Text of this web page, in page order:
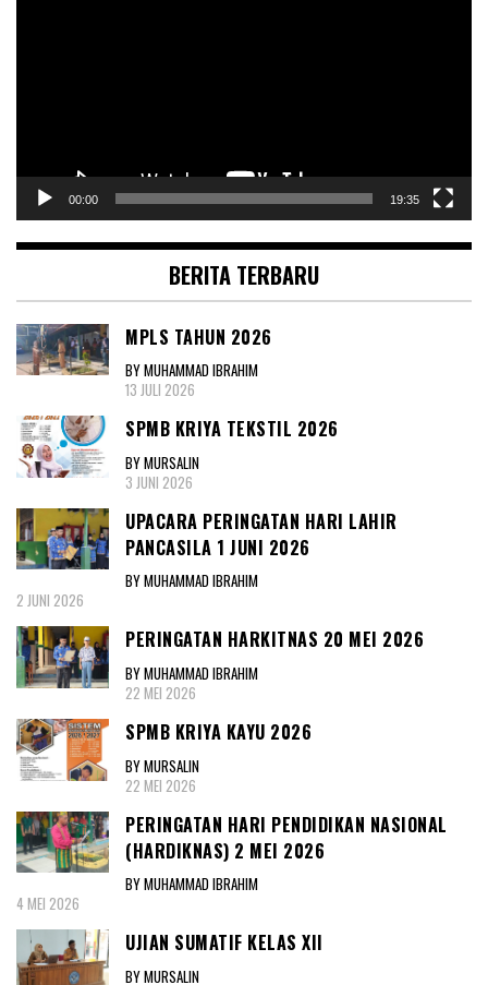
00:00 19:35
BERITA TERBARU
MPLS TAHUN 2026
BY MUHAMMAD IBRAHIM
13 JULI 2026
SPMB KRIYA TEKSTIL 2026
BY MURSALIN
3 JUNI 2026
UPACARA PERINGATAN HARI LAHIR
PANCASILA 1 JUNI 2026
BY MUHAMMAD IBRAHIM
2 JUNI 2026
PERINGATAN HARKITNAS 20 MEI 2026
BY MUHAMMAD IBRAHIM
22 MEI 2026
SPMB KRIYA KAYU 2026
BY MURSALIN
22 MEI 2026
PERINGATAN HARI PENDIDIKAN NASIONAL
(HARDIKNAS) 2 MEI 2026
BY MUHAMMAD IBRAHIM
4 MEI 2026
UJIAN SUMATIF KELAS XII
BY MURSALIN